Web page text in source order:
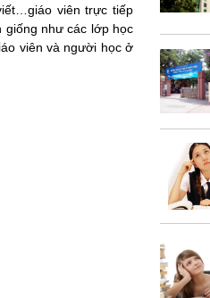
viên trực tiếp
như các lớp học
viên và người học ở